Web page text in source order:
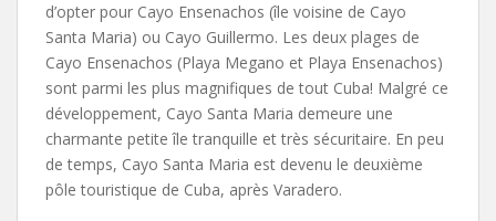
d’opter pour Cayo Ensenachos (île voisine de Cayo
Santa Maria) ou Cayo Guillermo. Les deux plages de
Cayo Ensenachos (Playa Megano et Playa Ensenachos)
sont parmi les plus magnifiques de tout Cuba! Malgré ce
développement, Cayo Santa Maria demeure une
charmante petite île tranquille et très sécuritaire. En peu
de temps, Cayo Santa Maria est devenu le deuxième
pôle touristique de Cuba, après Varadero.